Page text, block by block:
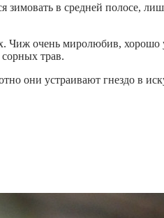
в средней полосе,
очень миролюбив, хорошо
трав.
они устраивают гнездо в